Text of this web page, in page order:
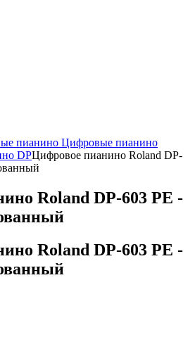
пианино Цифровые пианино
DPЦифровое пианино Roland DP-
Roland DP-603 PE -
Roland DP-603 PE -